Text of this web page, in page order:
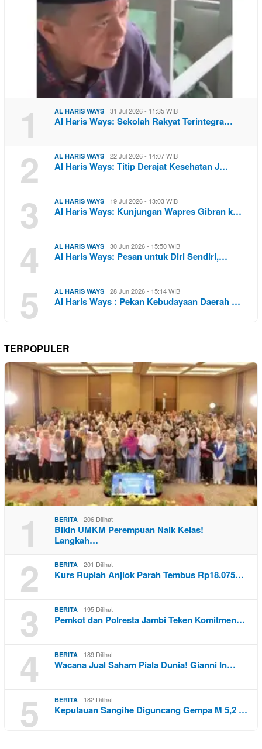
1 AL HARIS WAYS 31 Jul 2026 - 11:35 WIB
Al Haris Ways: Sekolah Rakyat Terintegra…
2 AL HARIS WAYS 22 Jul 2026 - 14:07 WIB
Al Haris Ways: Titip Derajat Kesehatan J…
3 AL HARIS WAYS 19 Jul 2026 - 13:03 WIB
Al Haris Ways: Kunjungan Wapres Gibran k…
4 AL HARIS WAYS 30 Jun 2026 - 15:50 WIB
Al Haris Ways: Pesan untuk Diri Sendiri,…
5 AL HARIS WAYS 28 Jun 2026 - 15:14 WIB
Al Haris Ways : Pekan Kebudayaan Daerah …
TERPOPULER
1 BERITA 206 Dilihat
Bikin UMKM Perempuan Naik Kelas!
Langkah…
2 BERITA 201 Dilihat
Kurs Rupiah Anjlok Parah Tembus Rp18.075…
3 BERITA 195 Dilihat
Pemkot dan Polresta Jambi Teken Komitmen…
4 BERITA 189 Dilihat
Wacana Jual Saham Piala Dunia! Gianni In…
5 BERITA 182 Dilihat
Kepulauan Sangihe Diguncang Gempa M 5,2 …